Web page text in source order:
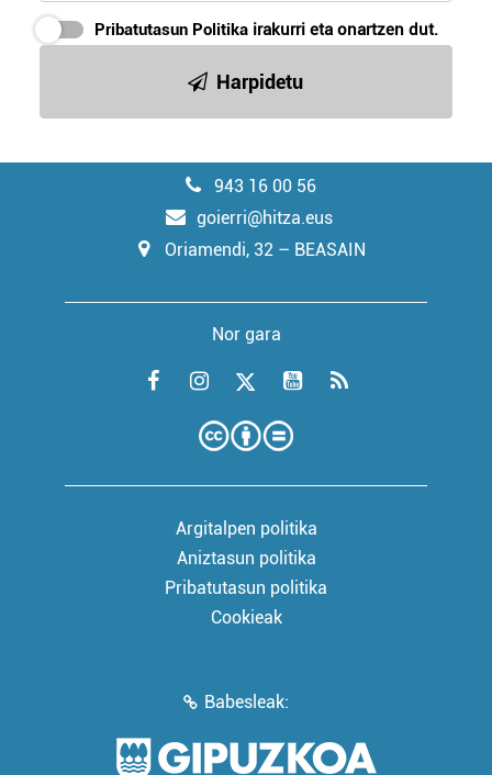
Pribatutasun Politika irakurri eta onartzen dut.
Harpidetu
943 16 00 56
goierri@hitza.eus
Oriamendi, 32 – BEASAIN
Nor gara
Argitalpen politika
Aniztasun politika
Pribatutasun politika
Cookieak
Babesleak: